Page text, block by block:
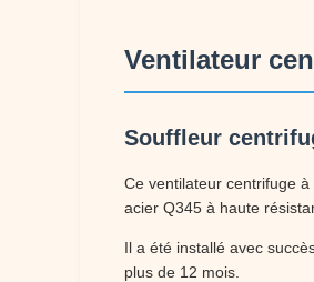
Ventilateur
Souffleur
Ce ventilateur centrifuge
acier Q345 à haute
Il a été installé avec
plus de 12 mois.